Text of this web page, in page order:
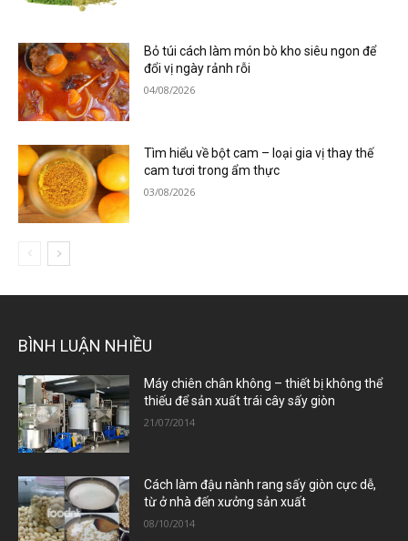
Bỏ túi cách làm món bò kho siêu ngon để
đổi vị ngày rảnh rỗi
04/08/2026
Tìm hiểu về bột cam – loại gia vị thay thế
cam tươi trong ẩm thực
03/08/2026
BÌNH LUẬN NHIỀU
Máy chiên chân không – thiết bị không thể
thiếu để sản xuất trái cây sấy giòn
21/07/2014
Cách làm đậu nành rang sấy giòn cực dễ,
từ ở nhà đến xưởng sản xuất
08/10/2014